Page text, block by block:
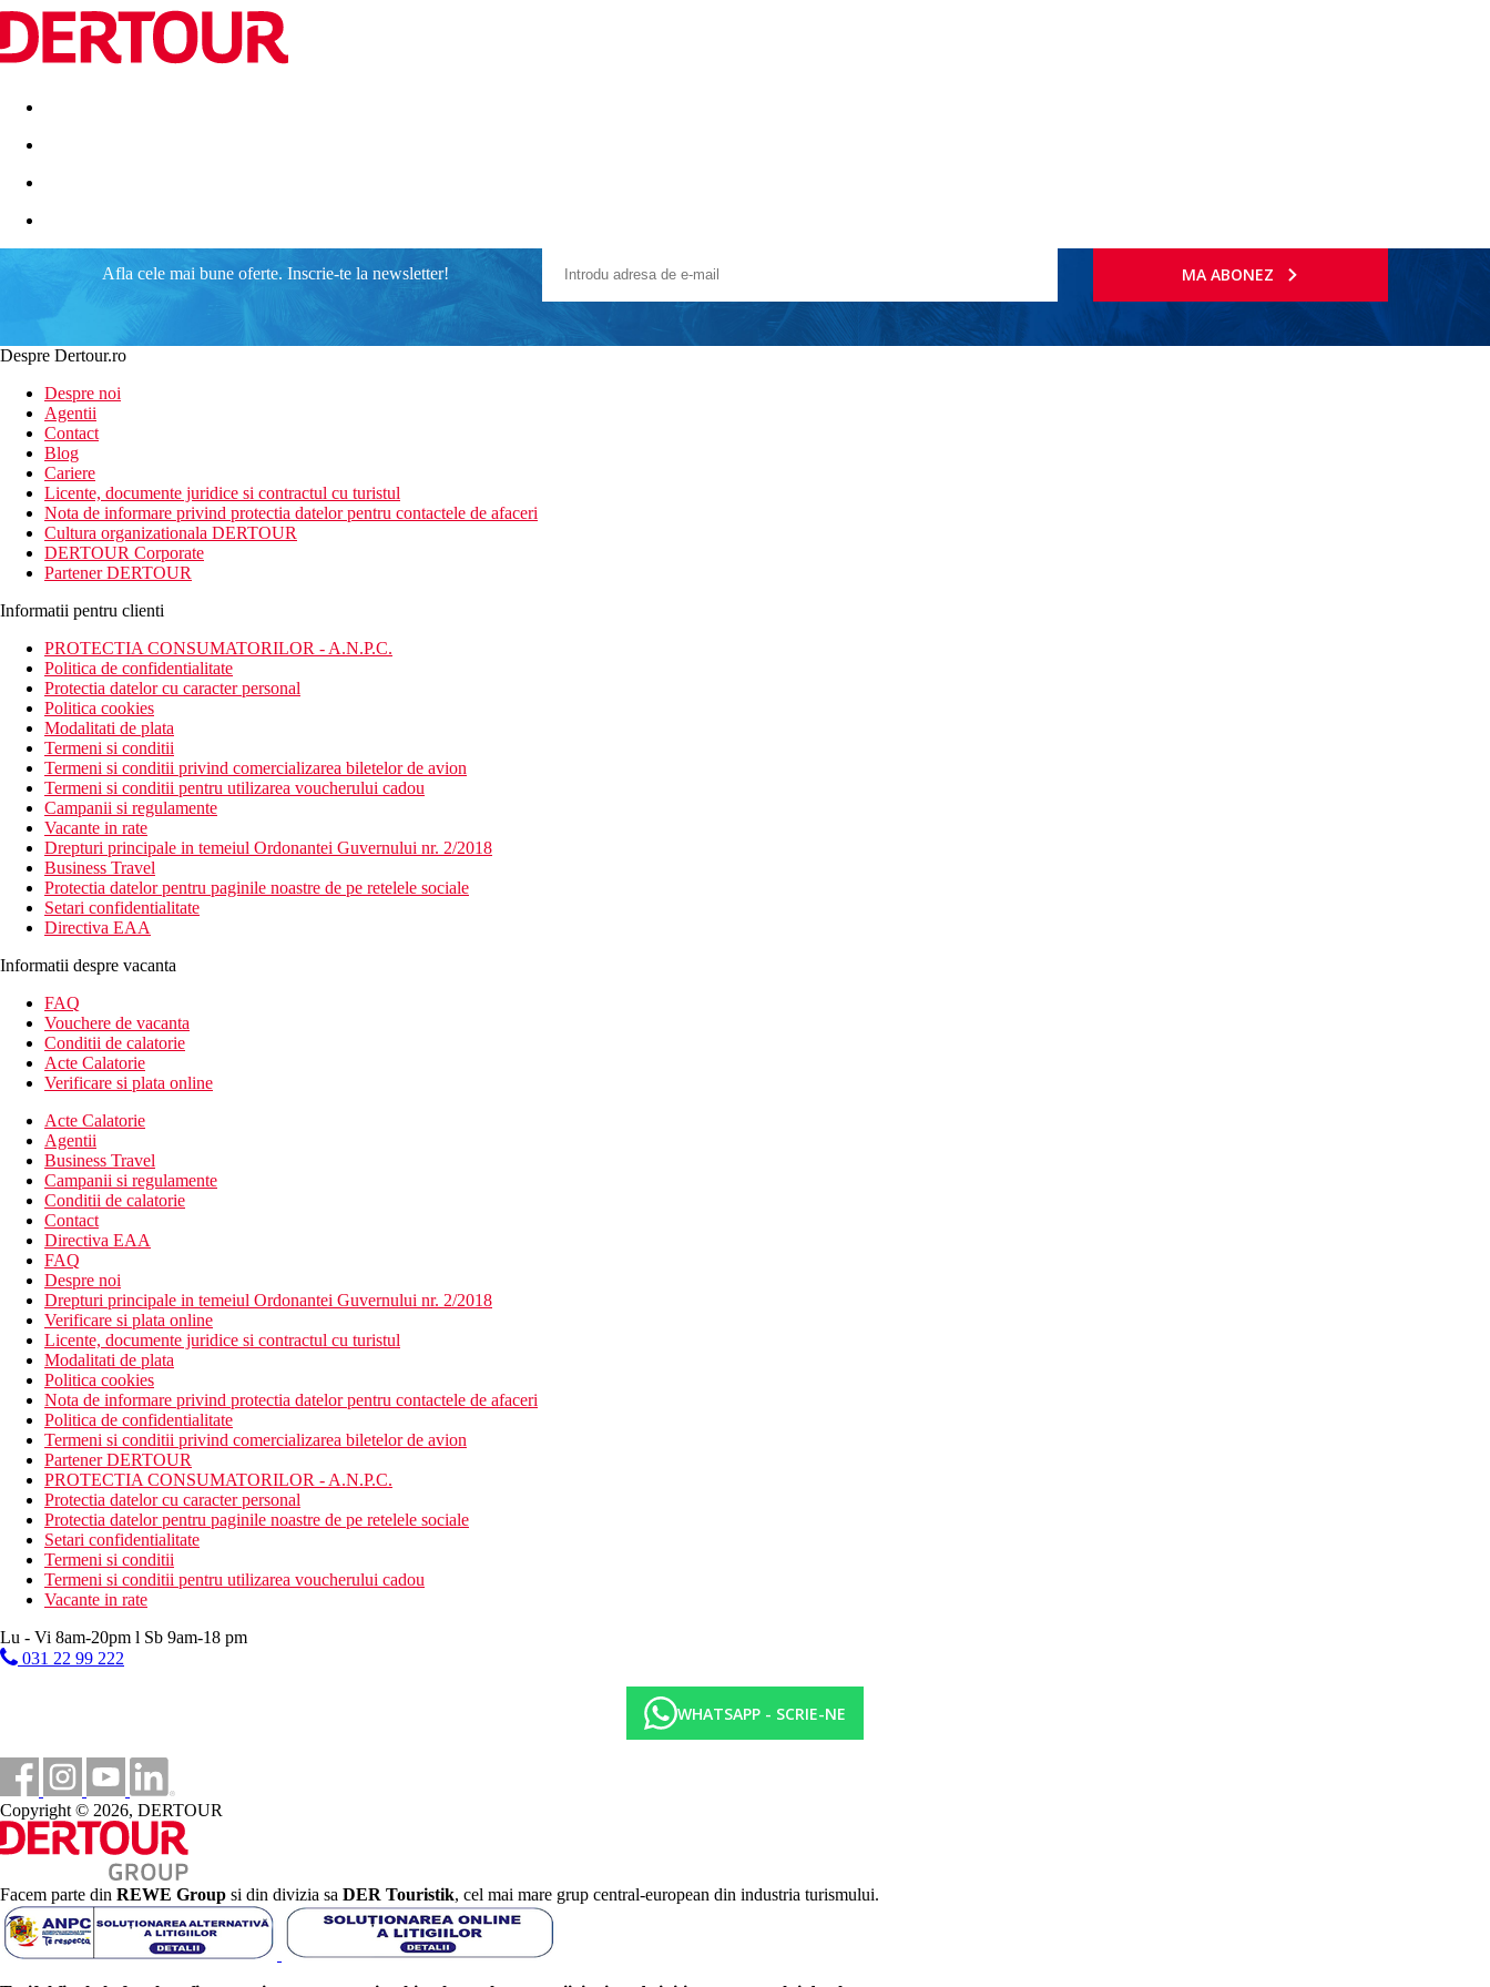
Destinatii Vacanta perfecta OFERTE DE NERATAT
Afla cele mai bune oferte. Inscrie-te la newsletter! MA ABONEZ
Despre Dertour.ro
Despre noi
Agentii
Contact
Blog
Cariere
Licente, documente juridice si contractul cu turistul
Nota de informare privind protectia datelor pentru contactele de afaceri
Cultura organizationala DERTOUR
DERTOUR Corporate
Partener DERTOUR
Informatii pentru clienti
PROTECTIA CONSUMATORILOR - A.N.P.C.
Politica de confidentialitate
Protectia datelor cu caracter personal
Politica cookies
Modalitati de plata
Termeni si conditii
Termeni si conditii privind comercializarea biletelor de avion
Termeni si conditii pentru utilizarea voucherului cadou
Campanii si regulamente
Vacante in rate
Drepturi principale in temeiul Ordonantei Guvernului nr. 2/2018
Business Travel
Protectia datelor pentru paginile noastre de pe retelele sociale
Setari confidentialitate
Directiva EAA
Informatii despre vacanta
FAQ
Vouchere de vacanta
Conditii de calatorie
Acte Calatorie
Verificare si plata online
Acte Calatorie
Agentii
Business Travel
Campanii si regulamente
Conditii de calatorie
Contact
Directiva EAA
FAQ
Despre noi
Drepturi principale in temeiul Ordonantei Guvernului nr. 2/2018
Verificare si plata online
Licente, documente juridice si contractul cu turistul
Modalitati de plata
Politica cookies
Nota de informare privind protectia datelor pentru contactele de afaceri
Politica de confidentialitate
Termeni si conditii privind comercializarea biletelor de avion
Partener DERTOUR
PROTECTIA CONSUMATORILOR - A.N.P.C.
Protectia datelor cu caracter personal
Protectia datelor pentru paginile noastre de pe retelele sociale
Setari confidentialitate
Termeni si conditii
Termeni si conditii pentru utilizarea voucherului cadou
Vacante in rate
Lu - Vi 8am-20pm l Sb 9am-18 pm
031 22 99 222
WHATSAPP - SCRIE-NE
Copyright © 2026, DERTOUR
Facem parte din REWE Group si din divizia sa DER Touristik, cel mai mare grup central-european din industria turismului.